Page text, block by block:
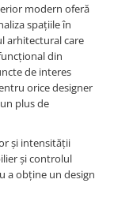
modern oferă
spațiile în
arhitectural care
din
de interes
orice designer
plus de
și intensității
și controlul
a obține un design